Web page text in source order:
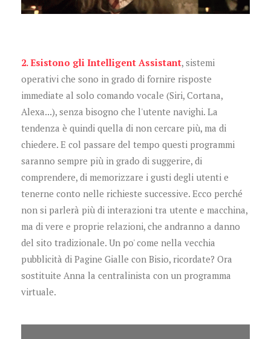
2. Esistono gli Intelligent Assistant, sistemi
operativi che sono in grado di fornire risposte
immediate al solo comando vocale (Siri, Cortana,
Alexa...), senza bisogno che l'utente navighi. La
tendenza è quindi quella di non cercare più, ma di
chiedere. E col passare del tempo questi programmi
saranno sempre più in grado di suggerire, di
comprendere, di memorizzare i gusti degli utenti e
tenerne conto nelle richieste successive. Ecco perché
non si parlerà più di interazioni tra utente e macchina,
ma di vere e proprie relazioni, che andranno a danno
del sito tradizionale. Un po' come nella vecchia
pubblicità di Pagine Gialle con Bisio, ricordate? Ora
sostituite Anna la centralinista con un programma
virtuale.